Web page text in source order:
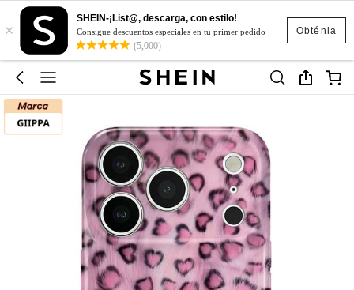
Obténla
×
SHEIN-¡List@, descarga, con estilo!
Consigue descuentos especiales en tu primer pedido
(5,000)